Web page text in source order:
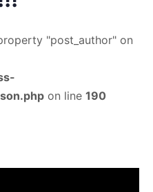
"post_author" on
on line 190